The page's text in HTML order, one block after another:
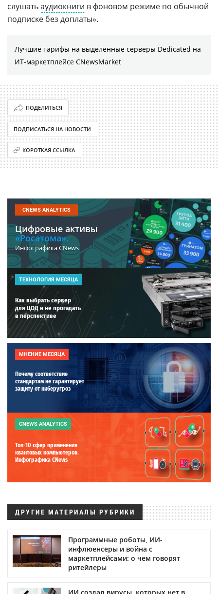
слушатьаудиокниги в фоновом режиме по обычной
подписке без доплаты».
Лучшие тарифы на выделенные серверы Dedicated на
ИТ-маркетплейсе CNewsMarket
ПОДЕЛИТЬСЯ
ПОДПИСАТЬСЯ НА НОВОСТИ
КОРОТКАЯ ССЫЛКА
CNEWS ANALYTICS
Цифровые активы
«Росатома».
Инфографика CNews
ТЕХНОЛОГИЯ МЕСЯЦА
Как выбрать сервер
для ЦОД и не прогадать
в перспективе
МНЕНИЕ МЕСЯЦА
Почему соответствие
стандартам не гарантирует
защиту от киберугроз
CNEWS ANALYTICS
Топ-10 сфер применения
квантовых компьютеров.
Инфографика CNews
ДРУГИЕ МАТЕРИАЛЫ РУБРИКИ
Программные роботы, ИИ-
инфлюенсеры и война с
маркетплейсами: о чем говорят
ритейлеры